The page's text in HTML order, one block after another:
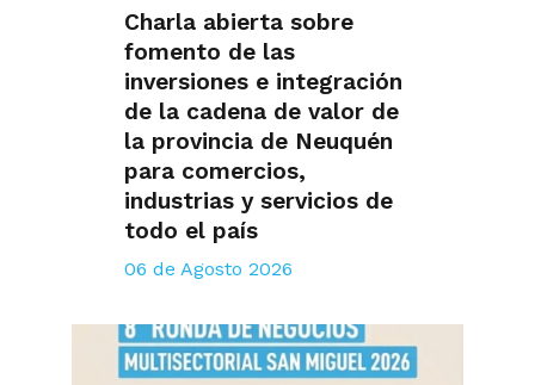
Charla abierta sobre
fomento de las
inversiones e integración
de la cadena de valor de
la provincia de Neuquén
para comercios,
industrias y servicios de
todo el país
06 de Agosto 2026